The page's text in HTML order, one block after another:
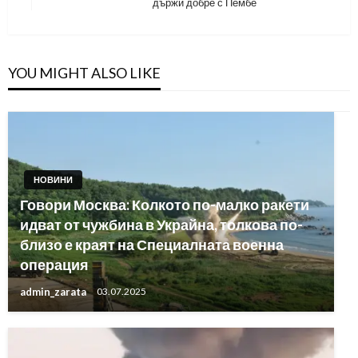
държи добре с Пембе
YOU MIGHT ALSO LIKE
НОВИНИ
Говори Москва: Колкото по-малко ракети
идват от чужбина в Украйна, толкова по-
близо е краят на Специалната военна
операция
admin_zarata 03.07.2025